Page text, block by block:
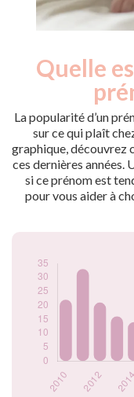
Quelle
La popularité d’un
sur ce qui plaît
graphique, découvrez
ces dernières années.
si ce prénom est
pour vous aider à
Popularité du
Année
Nouveaux-
nés
2010
22
2011
33
2012
21
2013
16
2014
14
2015
17
2019
2020
2021
15
2022
2023